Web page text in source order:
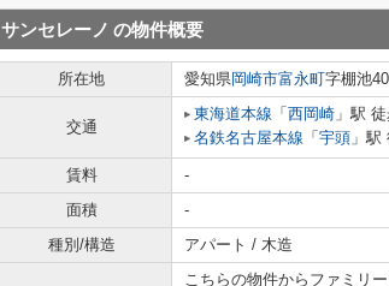
サンセレーノ の物件概要
所在地 愛知県岡崎市富永町字棚池40
交通
東海道本線 「 西岡崎 」駅
名鉄名古屋本線 「 宇頭 」駅
賃料 -
面積
-
種別/構造
アパート / 木造
こちらの物件からファミリ